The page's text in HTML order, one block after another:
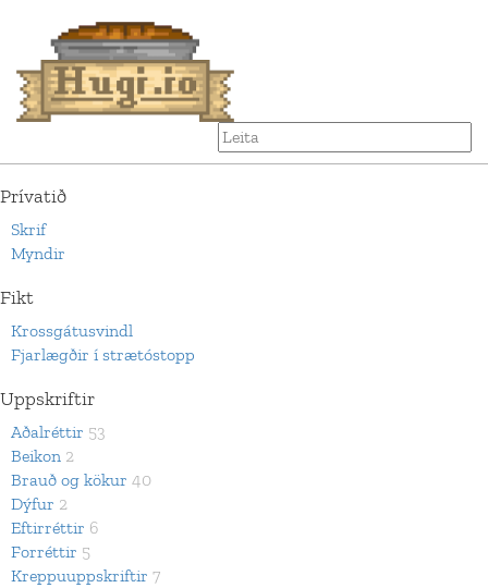
Prívatið
Skrif
Myndir
Fikt
Krossgátusvindl
Fjarlægðir í strætóstopp
Uppskriftir
Aðalréttir 53
Beikon 2
Brauð og kökur 40
Dýfur 2
Eftirréttir 6
Forréttir 5
Kreppuuppskriftir 7